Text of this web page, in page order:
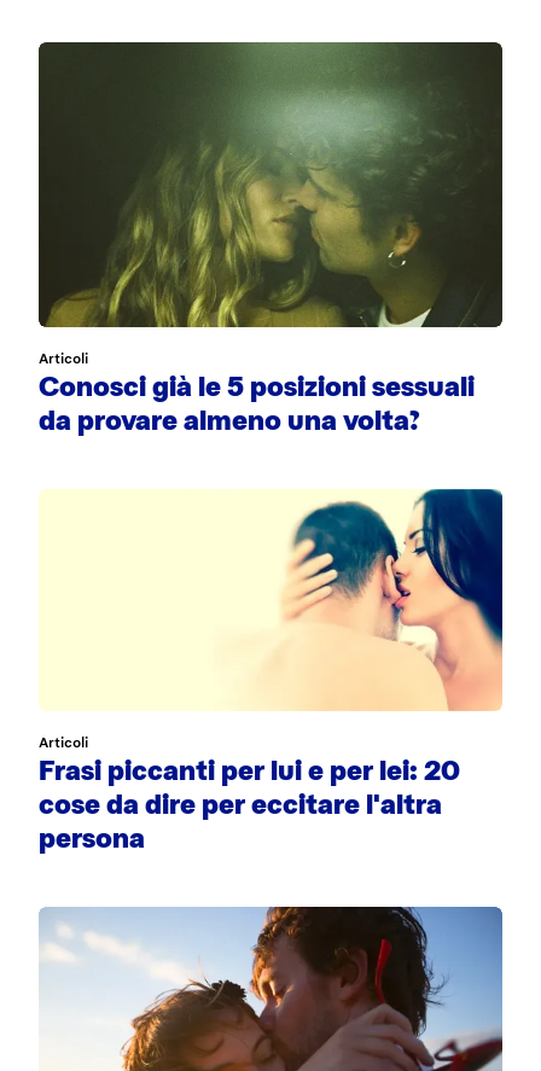
Articoli
Conosci già le 5 posizioni sessuali
da provare almeno una volta?
Articoli
Frasi piccanti per lui e per lei: 20
cose da dire per eccitare l'altra
persona